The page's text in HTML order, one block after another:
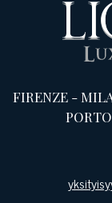
FIRENZE -